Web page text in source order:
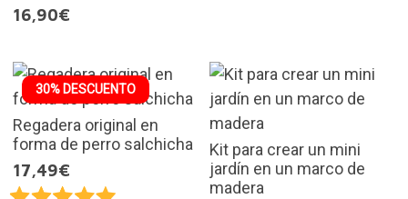
16,90€
30% DESCUENTO
Regadera original en
forma de perro salchicha
17,49€
Kit para crear un mini
jardín en un marco de
madera